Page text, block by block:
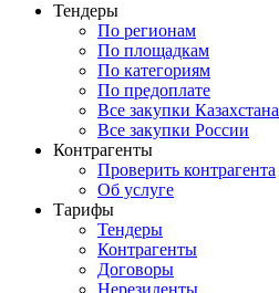
Тендеры
По регионам
По площадкам
По категориям
По предоплате
Все закупки Казахстана
Все закупки России
Контрагенты
Проверить контрагента
Об услуге
Тарифы
Тендеры
Контрагенты
Договоры